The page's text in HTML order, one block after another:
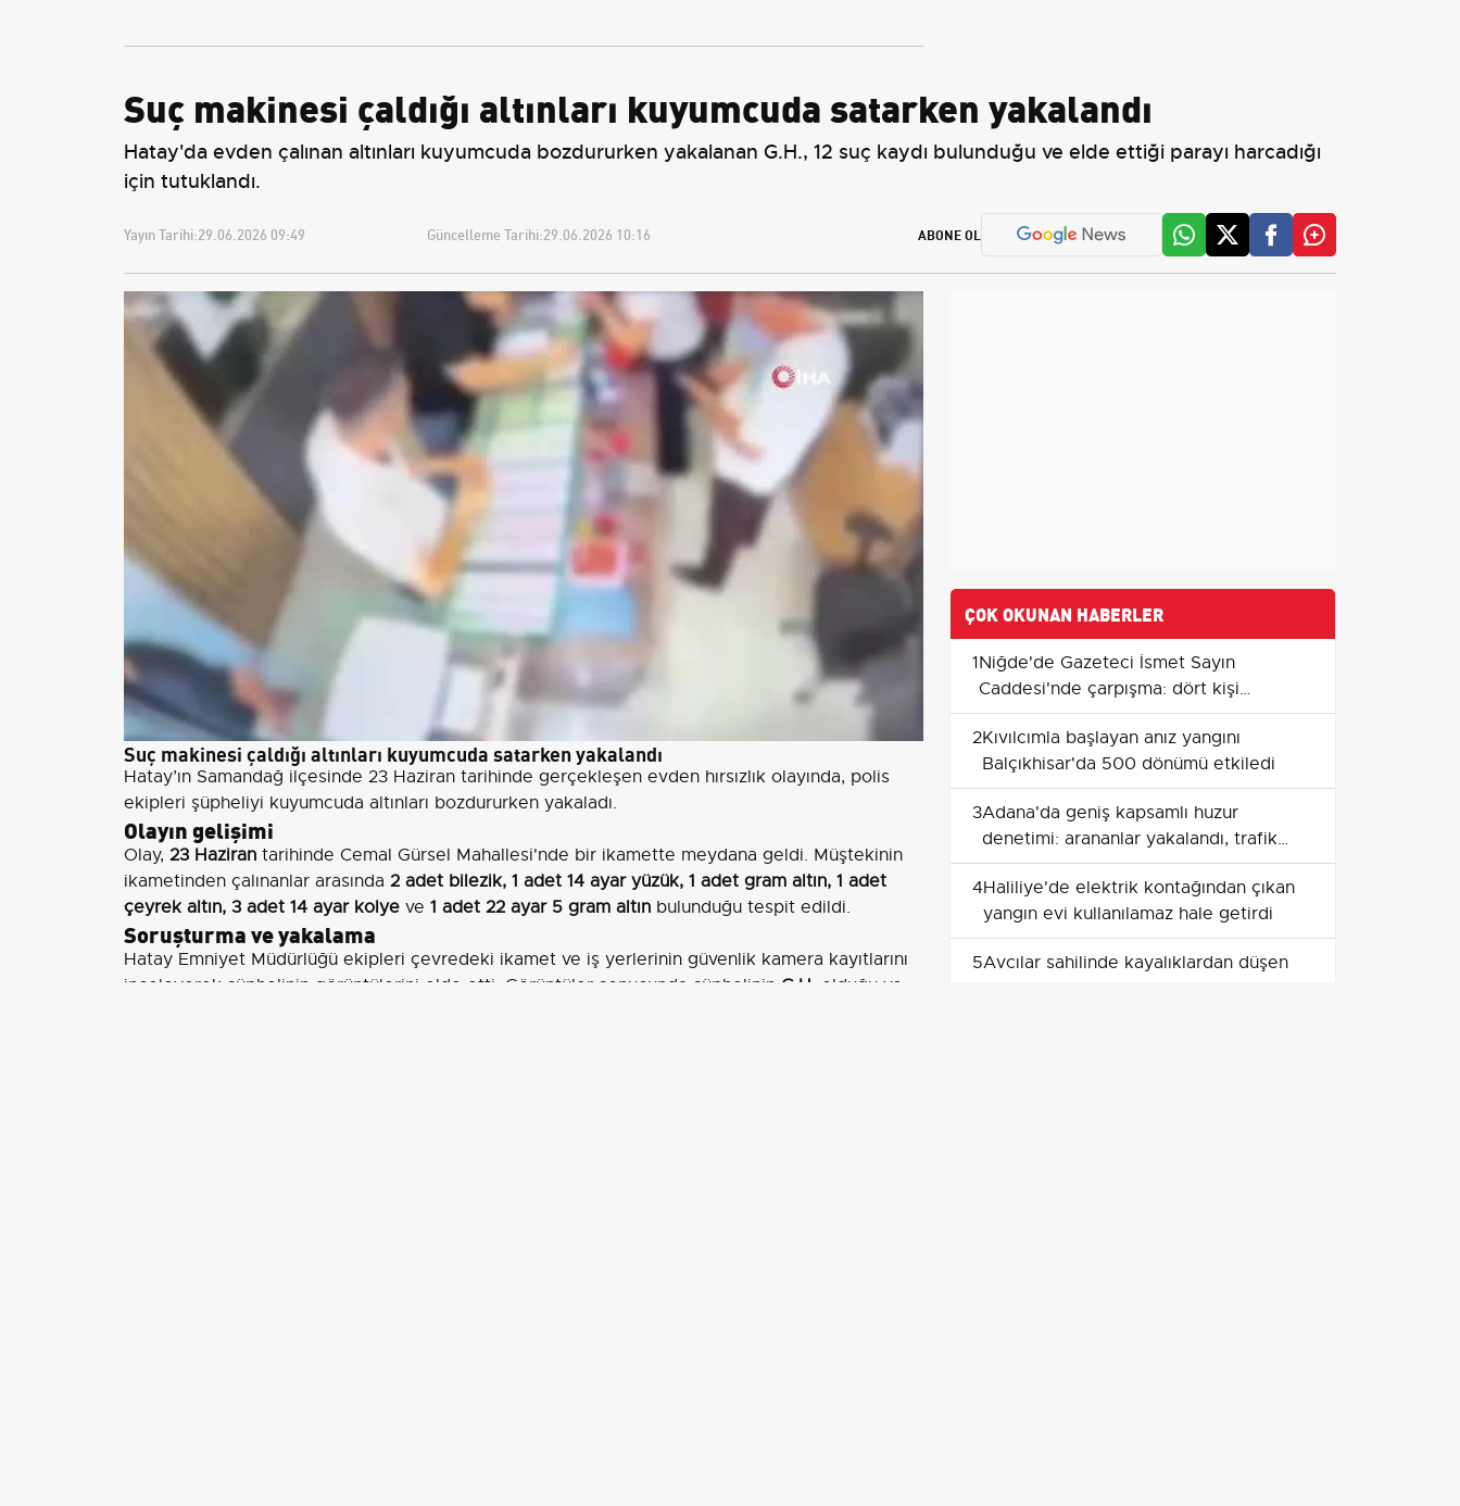
Suç makinesi çaldığı altınları kuyumcuda satarken yakalandı
Hatay'da evden çalınan altınları kuyumcuda bozdururken yakalanan G.H., 12 suç kaydı bulunduğu ve elde ettiği parayı harcadığı
için tutuklandı.
Yayın Tarihi:29.06.2026 09:49 Güncelleme Tarihi:29.06.2026 10:16 ABONE OL
Suç makinesi çaldığı altınları kuyumcuda satarken yakalandı
Hatay’ın Samandağ ilçesinde 23 Haziran tarihinde gerçekleşen evden hırsızlık olayında, polis
ekipleri şüpheliyi kuyumcuda altınları bozdururken yakaladı.
Olayın gelişimi
Olay, 23 Haziran tarihinde Cemal Gürsel Mahallesi'nde bir ikamette meydana geldi. Müştekinin
ikametinden çalınanlar arasında 2 adet bilezik, 1 adet 14 ayar yüzük, 1 adet gram altın, 1 adet
çeyrek altın, 3 adet 14 ayar kolye ve 1 adet 22 ayar 5 gram altın bulunduğu tespit edildi.
Soruşturma ve yakalama
Hatay Emniyet Müdürlüğü ekipleri çevredeki ikamet ve iş yerlerinin güvenlik kamera kayıtlarını
inceleyerek şüphelinin görüntülerini elde etti. Görüntüler sonucunda şüphelinin G.H. olduğu ve
ÇOK OKUNAN HABERLER
1Niğde'de Gazeteci İsmet Sayın
Caddesi'nde çarpışma: dört kişi
yaralandı
2Kıvılcımla başlayan anız yangını
Balçıkhisar'da 500 dönümü etkiledi
3Adana'da geniş kapsamlı huzur
denetimi: arananlar yakalandı, trafik
cezaları yüksek seyretti
4Haliliye'de elektrik kontağından çıkan
yangın evi kullanılamaz hale getirdi
5Avcılar sahilinde kayalıklardan düşen